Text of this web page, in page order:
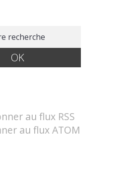
au flux RSS
au flux ATOM